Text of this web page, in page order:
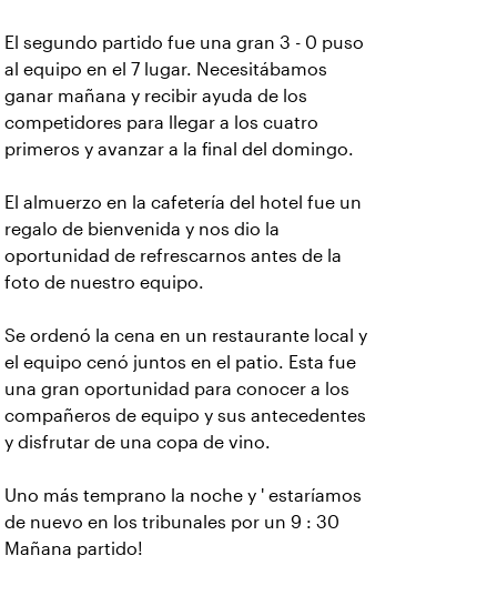
El segundo partido fue una gran 3 - 0 puso
al equipo en el 7 lugar. Necesitábamos
ganar mañana y recibir ayuda de los
competidores para llegar a los cuatro
primeros y avanzar a la final del domingo.
El almuerzo en la cafetería del hotel fue un
regalo de bienvenida y nos dio la
oportunidad de refrescarnos antes de la
foto de nuestro equipo.
Se ordenó la cena en un restaurante local y
el equipo cenó juntos en el patio. Esta fue
una gran oportunidad para conocer a los
compañeros de equipo y sus antecedentes
y disfrutar de una copa de vino.
Uno más temprano la noche y ' estaríamos
de nuevo en los tribunales por un 9 : 30
Mañana partido!